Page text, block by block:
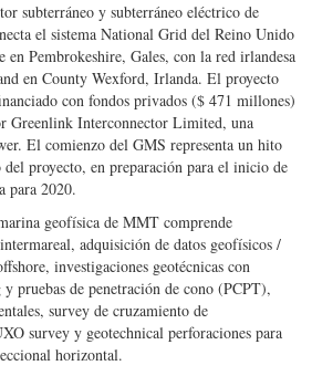
subterráneo y subterráneo eléctrico de
el sistema National Grid del Reino Unido
en Pembrokeshire, Gales, con la red irlandesa
en County Wexford, Irlanda. El proyecto
con fondos privados ($ 471 millones)
Greenlink Interconnector Limited, una
El comienzo del GMS representa un hito
proyecto, en preparación para el inicio de
para 2020.
geofísica de MMT comprende
adquisición de datos geofísicos /
investigaciones geotécnicas con
pruebas de penetración de cono (PCPT),
survey de cruzamiento de
survey y geotechnical perforaciones para
horizontal.